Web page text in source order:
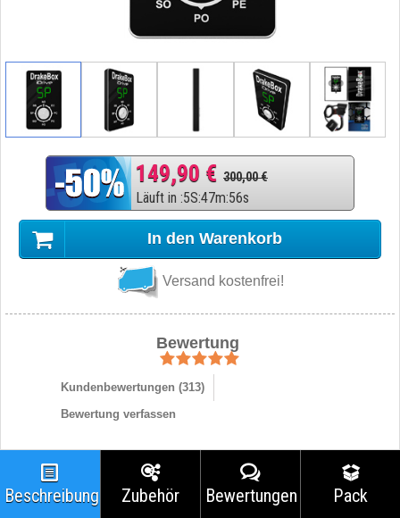
149,90 € 300,00 €
Läuft in :5S:47m:55s
In den Warenkorb
Versand kostenfrei!
Bewertung
Kundenbewertungen (313)
Bewertung verfassen
Beschreibung Zubehör Bewertungen Pack